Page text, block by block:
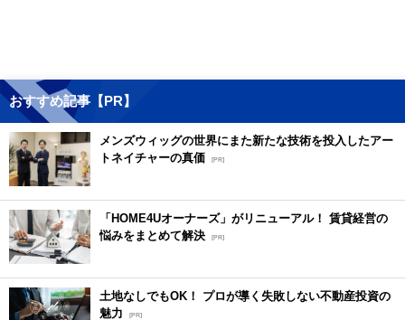
おすすめ記事【PR】
メンズウィッグの世界にまた新たな技術を投入したアー
トネイチャーの真価
[PR]
「HOME4Uオーナーズ」がリニューアル！ 賃貸経営の
悩みをまとめて解決 [PR]
土地なしでもOK！ プロが導く失敗しない不動産投資の
魅力
[PR]